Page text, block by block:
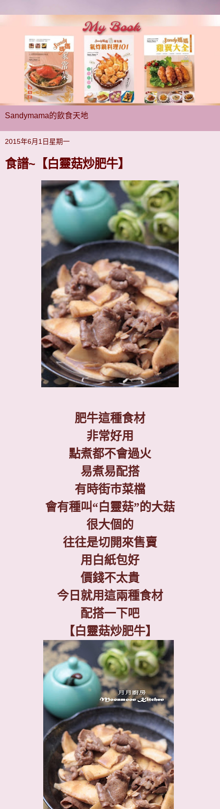
Sandymama的飲食天地
2015年6月1日星期一
食譜~【白靈菇炒肥牛】
肥牛這種食材
非常好用
點煮都不會過火
易煮易配搭
有時街巿菜檔
會有種叫“白靈菇”的大菇
很大個的
往往是切開來售賣
用白紙包好
價錢不太貴
今日就用這兩種食材
配搭一下吧
【白靈菇炒肥牛】